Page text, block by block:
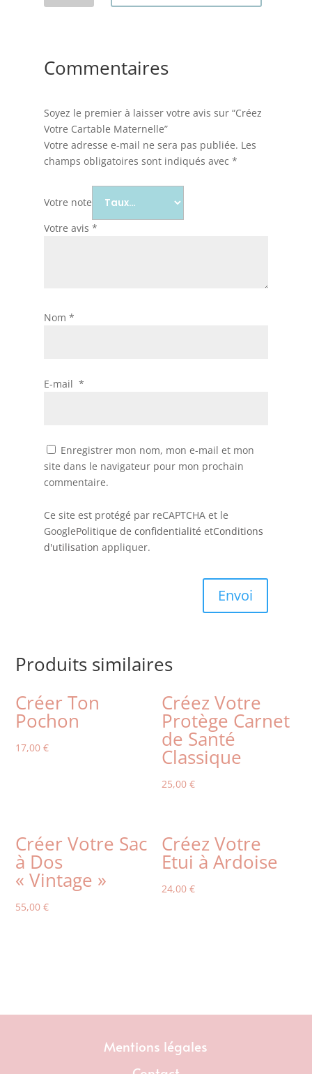
Créez
Maternelle
Commentaires
Soyez le premier à laisser votre avis sur “Créez
Votre Cartable Maternelle”
Votre adresse e-mail ne sera pas publiée. Les
champs obligatoires sont indiqués avec *
Votre note
Votre avis *
Nom *
E-mail *
Enregistrer mon nom, mon e-mail et mon
site dans le navigateur pour mon prochain
commentaire.
Ce site est protégé par reCAPTCHA et le
GooglePolitique de confidentialité etConditions
d'utilisation appliquer.
Envoi
Produits similaires
Créer Ton
Pochon
17,00€
Créez Votre
Protège Carnet
de Santé
Classique
25,00€
Créer Votre Sac
à Dos
« Vintage »
55,00€
Créez Votre
Etui à Ardoise
24,00€
Mentions légales